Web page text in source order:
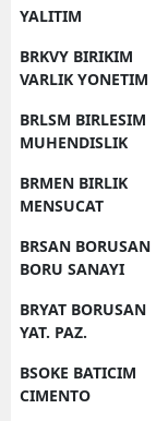
YALITIM
BRKVY BIRIKIM
VARLIK YONETIM
BRLSM BIRLESIM
MUHENDISLIK
BRMEN BIRLIK
MENSUCAT
BRSAN BORUSAN
BORU SANAYI
BRYAT BORUSAN
YAT. PAZ.
BSOKE BATICIM
CIMENTO